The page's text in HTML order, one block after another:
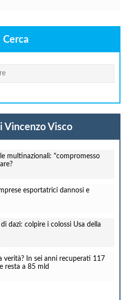
Cerca
Vincenzo Visco
multinazionali: "compromesso
esportatrici dannosi e
dazi: colpire i colossi Usa della
verità? In sei anni recuperati 117
resta a 85 mld